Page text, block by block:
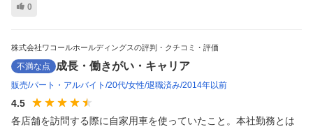
0
株式会社ワコールホールディングスの評判・クチコミ・評価
不満な点 成長・働きがい・キャリア
販売 パート・アルバイト 20代 女性 退職済み 2014年以前
4.5
各店舗を訪問する際に自家用車を使っていたこと。本社勤務とは